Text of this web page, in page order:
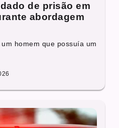
de prisão em
abordagem
homem que possuía um